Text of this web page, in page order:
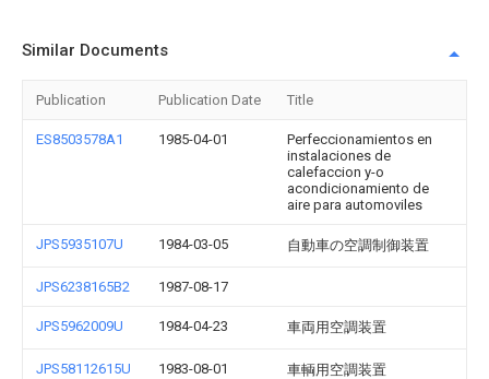
Similar Documents
Publication Publication Date Title
ES8503578A1 1985-04-01
Perfeccionamientos en
instalaciones de
calefaccion y-o
acondicionamiento de
aire para automoviles
JPS5935107U 1984-03-05 自動車の空調制御装置
JPS6238165B2 1987-08-17
JPS5962009U 1984-04-23 車両用空調装置
JPS58112615U 1983-08-01 車輌用空調装置